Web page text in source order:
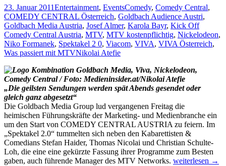
TV
23. Januar 2011Entertainment, EventsComedy, Comedy Central,
COMEDY CENTRAL Österreich, Goldbach Audience Austri,
Goldbach Media Austria, Josef Almer, Karola Bayr, Kick Off
Comedy Central Austria, MTV, MTV kostenpflichtig, Nickelodeon,
Niko Formanek, Spektakel 2 0, Viacom, VIVA, VIVA Österreich,
Was passiert mit MTVNikolai Atefie
„Die geilsten Sendungen werden spät Abends gesendet oder
gleich ganz abgesetzt“
Die Goldbach Media Group lud vergangenen Freitag die
heimischen Führungskräfte der Marketing- und Medienbranche ein
um den Start von COMEDY CENTRAL AUSTRIA zu feiern. Im
„Spektakel 2.0“ tummelten sich neben den Kabarettisten &
Comedians Stefan Haider, Thomas Nicolai und Christian Schulte-
Loh, die eine eine gekürzte Fassung ihrer Programme zum Besten
gaben, auch führende Manager des MTV Networks. Comedy
weiterlesen →